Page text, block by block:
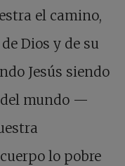
el camino,
Dios y de su
Jesús siendo
mundo —
lo pobre